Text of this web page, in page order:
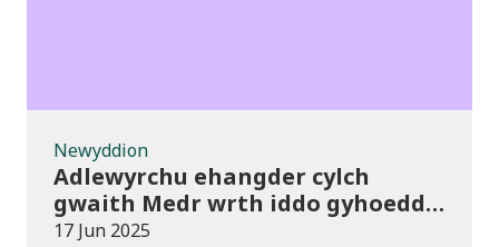
Newyddion
Adlewyrchu ehangder cylch
gwaith Medr wrth iddo gyhoeddi
ei Gynllun Gweithredol cyntaf
17 Jun 2025